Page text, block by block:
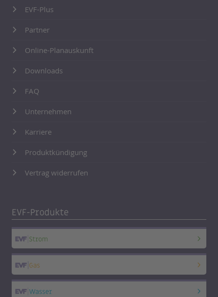
EVF-Plus
Partner
Online-Planauskunft
Downloads
FAQ
Unternehmen
Karriere
Produktkündigung
Vertrag widerrufen
EVF-Produkte